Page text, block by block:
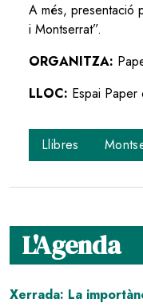
A més, presentació
i Montserrat”.
ORGANITZA:
LLOC: Espai Paper
Llibres
L'Agenda
Xerrada: La